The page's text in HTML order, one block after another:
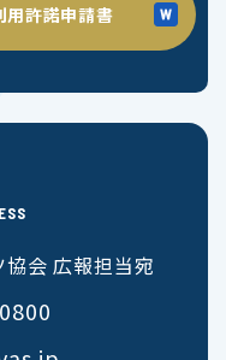
用許諾申請書
会 広報担当宛